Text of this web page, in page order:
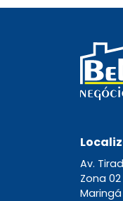
Av.
Zona
Maringá